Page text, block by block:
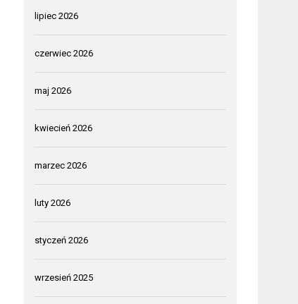
lipiec 2026
czerwiec 2026
maj 2026
kwiecień 2026
marzec 2026
luty 2026
styczeń 2026
wrzesień 2025